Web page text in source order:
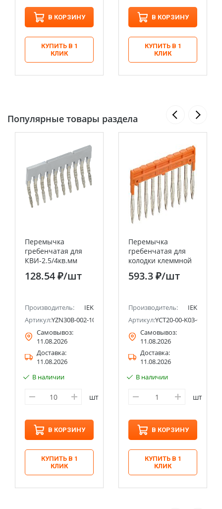
В КОРЗИНУ
КУПИТЬ В 1
КЛИК
В КОРЗИНУ
КУПИТЬ В 1
КЛИК
Популярные товары раздела
Перемычка
гребенчатая для
КВИ-2.5/4кв.мм
128.54 ₽/шт
Производитель:
IEK
Артикул:YZN30B-002-10P
Самовывоз:
11.08.2026
Доставка:
11.08.2026
В наличии
шт
В КОРЗИНУ
КУПИТЬ В 1
КЛИК
Перемычка
гребенчатая для
колодки клеммной
CP 1,5мм2 10PIN IEK
593.3 ₽/шт
Производитель:
IEK
Артикул:YCT20-00-K03-001-EC-
Самовывоз:
11.08.2026
Доставка:
11.08.2026
В наличии
шт
В КОРЗИНУ
КУПИТЬ В 1
КЛИК